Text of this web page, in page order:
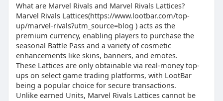
What are Marvel Rivals and Marvel Rivals Lattices?
Marvel Rivals Lattices(https://www.lootbar.com/top-
up/marvel-rivals?utm_source=blog ) acts as the
premium currency, enabling players to purchase the
seasonal Battle Pass and a variety of cosmetic
enhancements like skins, banners, and emotes.
These Lattices are only obtainable via real-money top-
ups on select game trading platforms, with LootBar
being a popular choice for secure transactions.
Unlike earned Units, Marvel Rivals Lattices cannot be